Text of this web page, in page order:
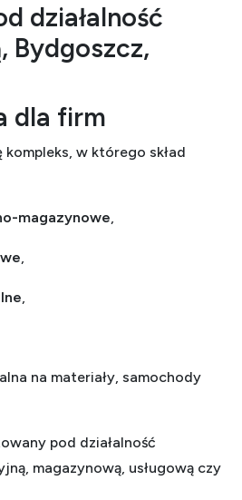
działalność
Bydgoszcz,
dla firm
kompleks, w którego skład
magazynowe
na materiały, samochody
pod działalność
magazynową, usługową czy